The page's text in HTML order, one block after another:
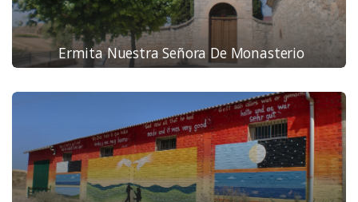
Ermita Nuestra Señora De Monasterio